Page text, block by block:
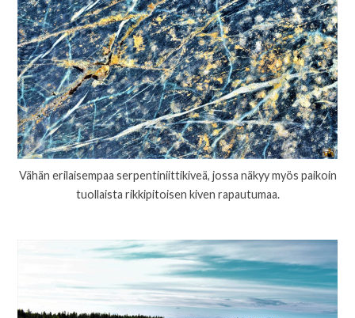
Vähän erilaisempaa serpentiniittikiveä, jossa näkyy myös paikoin
tuollaista rikkipitoisen kiven rapautumaa.